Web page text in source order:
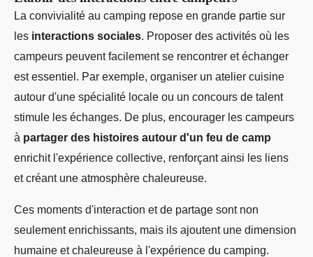
La convivialité au camping repose en grande partie sur
les interactions sociales . Proposer des activités où les
campeurs peuvent facilement se rencontrer et échanger
est essentiel. Par exemple, organiser un atelier cuisine
autour d'une spécialité locale ou un concours de talent
stimule les échanges. De plus, encourager les campeurs
à partager des histoires autour d'un feu de camp
enrichit l'expérience collective, renforçant ainsi les liens
et créant une atmosphère chaleureuse.
Ces moments d'interaction et de partage sont non
seulement enrichissants, mais ils ajoutent une dimension
humaine et chaleureuse à l'expérience du camping.